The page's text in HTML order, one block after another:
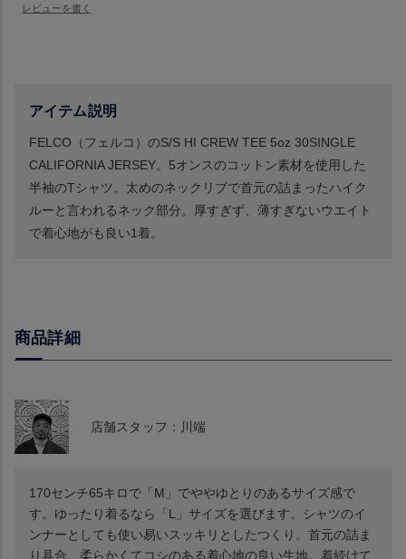
アイテム説明
FELCO（フェルコ）のS/S HI CREW TEE 5oz 30SINGLE
CALIFORNIA JERSEY。5オンスのコットン素材を使用した
半袖のTシャツ。太めのネックリブで首元の詰まったハイク
ルーと言われるネック部分。厚すぎず、薄すぎないウエイト
で着心地がも良い1着。
商品詳細
店舗スタッフ：川端
170センチ65キロで「M」でややゆとりのあるサイズ感で
す。ゆったり着るなら「L」サイズを選びます。シャツのイ
ンナーとしても使い易いスッキリとしたつくり。首元の詰ま
り具合。柔らかくてコシのある着心地の良い生地。着続けて